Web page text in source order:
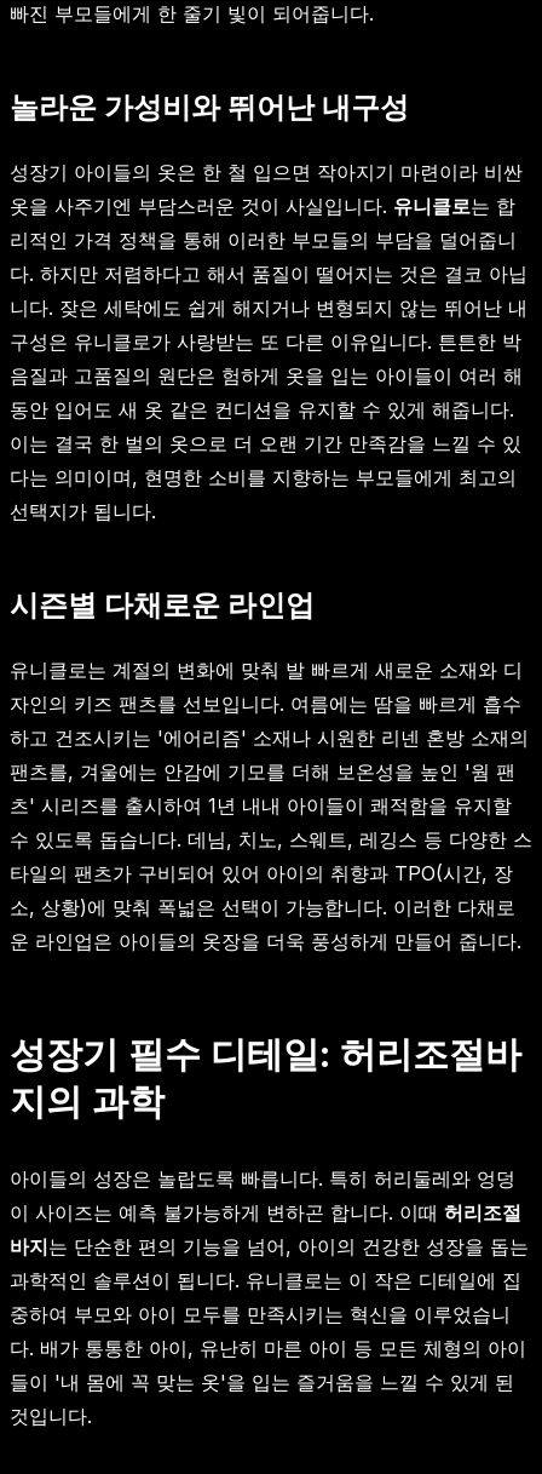
빠진 부모들에게 한 줄기 빛이 되어줍니다.
놀라운 가성비와 뛰어난 내구성
성장기 아이들의 옷은 한 철 입으면 작아지기 마련이라 비싼
옷을 사주기엔 부담스러운 것이 사실입니다. 유니클로는 합
리적인 가격 정책을 통해 이러한 부모들의 부담을 덜어줍니
다. 하지만 저렴하다고 해서 품질이 떨어지는 것은 결코 아닙
니다. 잦은 세탁에도 쉽게 해지거나 변형되지 않는 뛰어난 내
구성은 유니클로가 사랑받는 또 다른 이유입니다. 튼튼한 박
음질과 고품질의 원단은 험하게 옷을 입는 아이들이 여러 해
동안 입어도 새 옷 같은 컨디션을 유지할 수 있게 해줍니다.
이는 결국 한 벌의 옷으로 더 오랜 기간 만족감을 느낄 수 있
다는 의미이며, 현명한 소비를 지향하는 부모들에게 최고의
선택지가 됩니다.
시즌별 다채로운 라인업
유니클로는 계절의 변화에 맞춰 발 빠르게 새로운 소재와 디
자인의 키즈 팬츠를 선보입니다. 여름에는 땀을 빠르게 흡수
하고 건조시키는 '에어리즘' 소재나 시원한 리넨 혼방 소재의
팬츠를, 겨울에는 안감에 기모를 더해 보온성을 높인 '웜 팬
츠' 시리즈를 출시하여 1년 내내 아이들이 쾌적함을 유지할
수 있도록 돕습니다. 데님, 치노, 스웨트, 레깅스 등 다양한 스
타일의 팬츠가 구비되어 있어 아이의 취향과 TPO(시간, 장
소, 상황)에 맞춰 폭넓은 선택이 가능합니다. 이러한 다채로
운 라인업은 아이들의 옷장을 더욱 풍성하게 만들어 줍니다.
성장기 필수 디테일: 허리조절바
지의 과학
아이들의 성장은 놀랍도록 빠릅니다. 특히 허리둘레와 엉덩
이 사이즈는 예측 불가능하게 변하곤 합니다. 이때 허리조절
바지는 단순한 편의 기능을 넘어, 아이의 건강한 성장을 돕는
과학적인 솔루션이 됩니다. 유니클로는 이 작은 디테일에 집
중하여 부모와 아이 모두를 만족시키는 혁신을 이루었습니
다. 배가 통통한 아이, 유난히 마른 아이 등 모든 체형의 아이
들이 '내 몸에 꼭 맞는 옷'을 입는 즐거움을 느낄 수 있게 된
것입니다.